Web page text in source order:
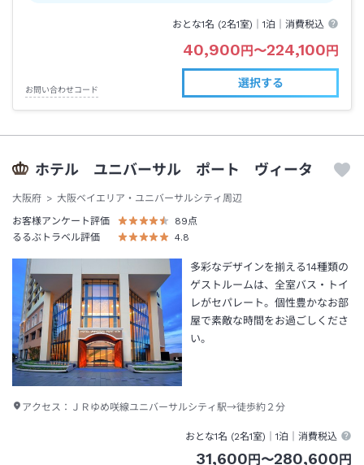
おとな1名 (2名1室)｜1泊 ｜消費税込
40,900円〜224,100円
お問い合わせコード
選択する
ホテル ユニバーサル ポート ヴィータ
大阪府
大阪ベイエリア・ユニバーサルシティ周辺
お客様アンケート評価
89点
るるぶトラベル評価
4.8
多彩なデザインを揃える14種類の
ゲストルームは、全室バス・トイ
レがセパレート。個性豊かなお部
屋で素敵な時間をお過ごしくださ
い。
アクセス： ＪＲゆめ咲線ユニバーサルシティ駅→徒歩約２分
おとな1名 (2名1室)｜1泊 ｜消費税込
31,600円〜280,600円